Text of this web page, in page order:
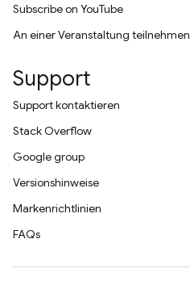
Subscribe on YouTube
An einer Veranstaltung teilnehmen
Support
Support kontaktieren
Stack Overflow
Google group
Versionshinweise
Markenrichtlinien
FAQs